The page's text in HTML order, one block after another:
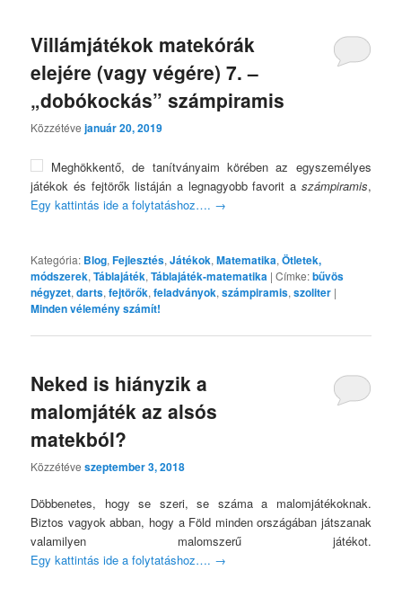
Villámjátékok matekórák
elejére (vagy végére) 7. –
„dobókockás” számpiramis
Közzétévejanuár 20, 2019
Meghökkentő, de tanítványaim körében az egyszemélyes
játékok és fejtörők listáján a legnagyobb favorit a számpiramis,
Egy kattintás ide a folytatáshoz…. →
Kategória: Blog,Fejlesztés,Játékok,Matematika,Ötletek,
módszerek,Táblajáték,Táblajáték-matematika |Címke:bűvös
négyzet,darts,fejtörők,feladványok,számpiramis,szoliter |
Minden vélemény számít!
Neked is hiányzik a
malomjáték az alsós
matekból?
Közzétéveszeptember 3, 2018
Döbbenetes, hogy se szeri, se száma a malomjátékoknak.
Biztos vagyok abban, hogy a Föld minden országában játszanak
valamilyen malomszerű játékot.
Egy kattintás ide a folytatáshoz…. →